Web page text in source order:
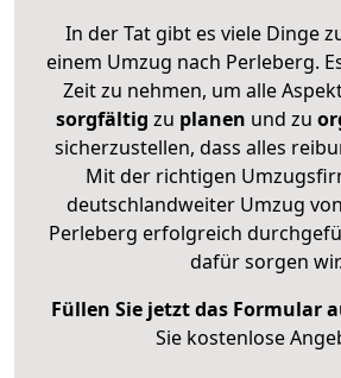
In der Tat gibt es viele Dinge
einem Umzug nach Perleberg.
Zeit zu nehmen, um alle
sorgfältig zu planen und zu
sicherzustellen, dass alles
Mit der richtigen
deutschlandweiter Umzug
Perleberg erfolgreich
dafür sorgen wir.
Füllen Sie jetzt das Formular
Sie kostenlose